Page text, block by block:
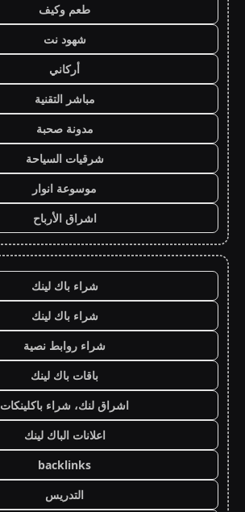
طعم وكيف
شهود نت
أركاني
مباشر التقنية
مدونة صحبة
شرقيات السياحة
موسوعة انوار
اشراق الأرباح
شراء باك لينك
شراء باك لينك
شراء روابط نصية
باقات باك لينك
اشراق لنك، شراء باكلينكات
اعلانات الباك لينك
backlinks
التدريس